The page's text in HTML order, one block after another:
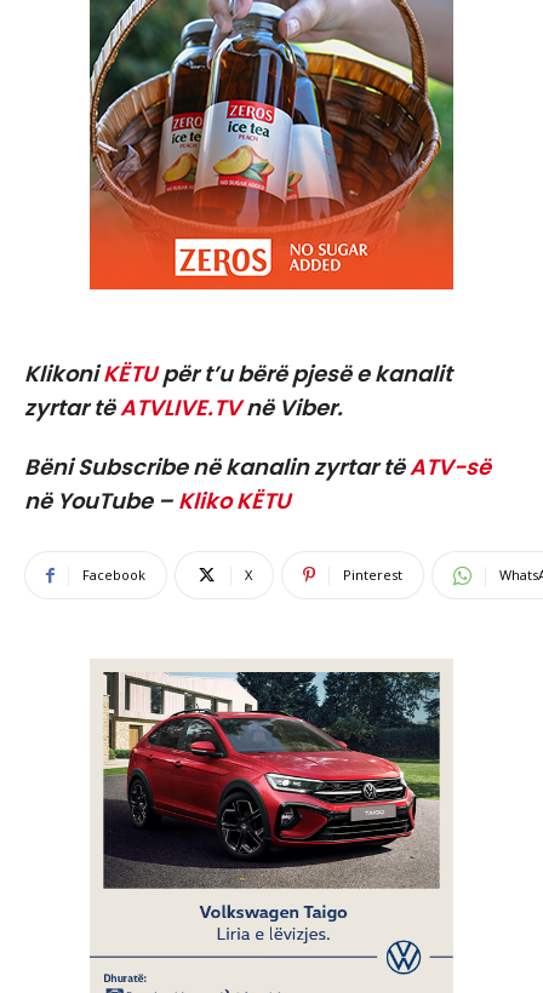
KlikoniKËTUpër t’u bërë pjesë e kanalit
zyrtar tëATVLIVE.TVnë Viber.
Bëni Subscribe në kanalin zyrtar tëATV-së
në YouTube – Kliko KËTU
Facebook X Pinterest